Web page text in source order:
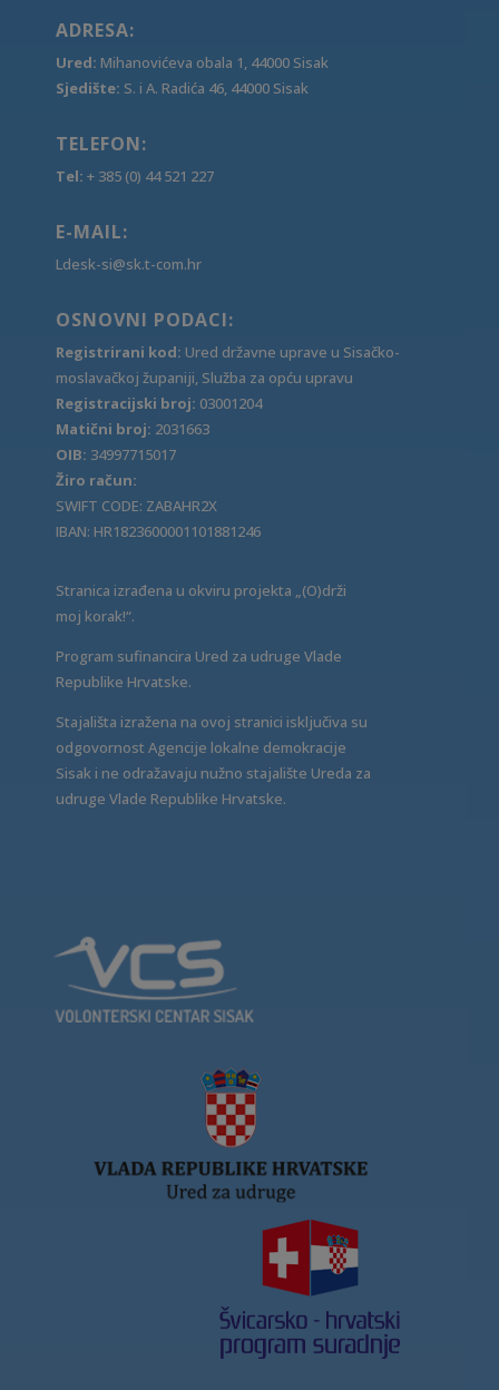
ADRESA:
Ured: Mihanovićeva obala 1, 44000 Sisak
Sjedište: S. i A. Radića 46, 44000 Sisak
TELEFON:
Tel: + 385 (0) 44 521 227
E-MAIL:
Ldesk-si@sk.t-com.hr
OSNOVNI PODACI:
Registrirani kod: Ured državne uprave u Sisačko-
moslavačkoj županiji, Služba za opću upravu
Registracijski broj: 03001204
Matični broj: 2031663
OIB: 34997715017
Žiro račun:
SWIFT CODE: ZABAHR2X
IBAN: HR1823600001101881246
Stranica izrađena u okviru projekta „(O)drži
moj korak!“.
Program sufinancira Ured za udruge Vlade
Republike Hrvatske.
Stajališta izražena na ovoj stranici isključiva su
odgovornost Agencije lokalne demokracije
Sisak i ne odražavaju nužno stajalište Ureda za
udruge Vlade Republike Hrvatske.